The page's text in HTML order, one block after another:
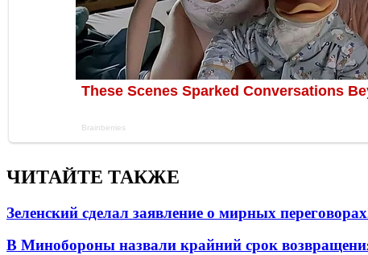
ЧИТАЙТЕ ТАКЖЕ
Зеленский сделал заявление о мирных переговорах
В Минобороны назвали крайний срок